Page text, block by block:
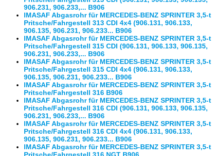
906.231, 906.233,... B906
IMASAF Abgasrohr für MERCEDES-BENZ SPRINTER 3,5-t
Pritsche/Fahrgestell 313 CDI 4x4 (906.131, 906.133,
906.135, 906.231, 906.233... B906
IMASAF Abgasrohr für MERCEDES-BENZ SPRINTER 3,5-t
Pritsche/Fahrgestell 315 CDI (906.131, 906.133, 906.135,
906.231, 906.233,... B906
IMASAF Abgasrohr für MERCEDES-BENZ SPRINTER 3,5-t
Pritsche/Fahrgestell 315 CDI 4x4 (906.131, 906.133,
906.135, 906.231, 906.233... B906
IMASAF Abgasrohr für MERCEDES-BENZ SPRINTER 3,5-t
Pritsche/Fahrgestell 316 B906
IMASAF Abgasrohr für MERCEDES-BENZ SPRINTER 3,5-t
Pritsche/Fahrgestell 316 CDI (906.131, 906.133, 906.135,
906.231, 906.233,... B906
IMASAF Abgasrohr für MERCEDES-BENZ SPRINTER 3,5-t
Pritsche/Fahrgestell 316 CDI 4x4 (906.131, 906.133,
906.135, 906.231, 906.233... B906
IMASAF Abgasrohr für MERCEDES-BENZ SPRINTER 3,5-t